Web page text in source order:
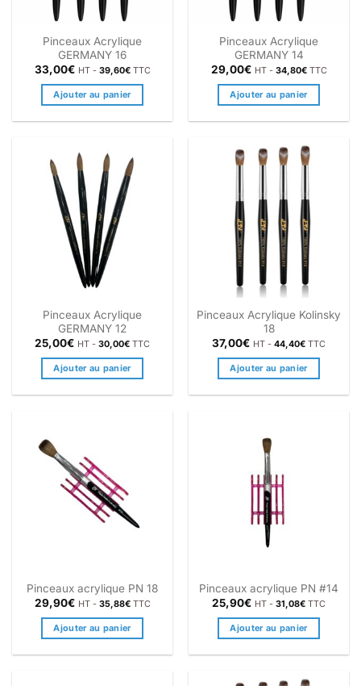
Pinceaux Acrylique
GERMANY 16
33,00€ HT - 39,60€TTC
Ajouter au panier
Pinceaux Acrylique
GERMANY 14
29,00€ HT - 34,80€TTC
Ajouter au panier
Pinceaux Acrylique
GERMANY 12
25,00€ HT - 30,00€ TTC
Ajouter au panier
Pinceaux Acrylique Kolinsky
18
37,00€ HT - 44,40€ TTC
Ajouter au panier
Pinceaux acrylique PN 18
29,90€ HT - 35,88€TTC
Ajouter au panier
Pinceaux acrylique PN #14
25,90€ HT - 31,08€ TTC
Ajouter au panier